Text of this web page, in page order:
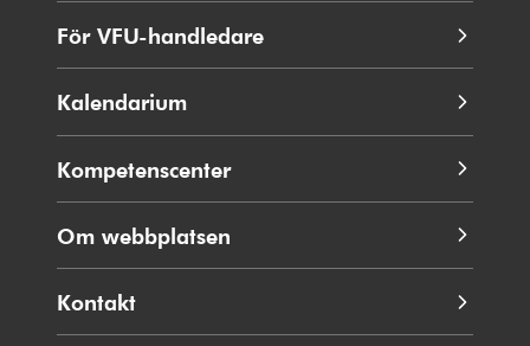
För VFU-handledare
Kalendarium
Kompetenscenter
Om webbplatsen
Kontakt